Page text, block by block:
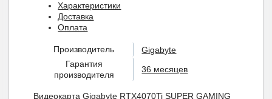
Характеристики
Доставка
Оплата
Производитель
Gigabyte
Гарантия
производителя
36 месяцев
Видеокарта Gigabyte RTX4070Ti SUPER GAMING